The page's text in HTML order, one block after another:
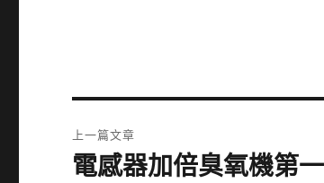
章
上一篇文章
上
電感器加倍臭氧機第